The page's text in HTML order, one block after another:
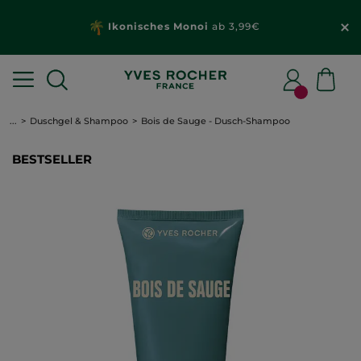
Ikonisches Monoi ab 3,99€
... Duschgel & Shampoo Bois de Sauge - Dusch-Shampoo
BESTSELLER